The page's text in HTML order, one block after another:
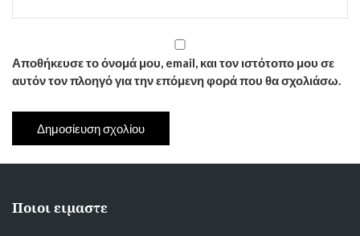
Αποθήκευσε το όνομά μου, email, και τον ιστότοπο μου σε
αυτόν τον πλοηγό για την επόμενη φορά που θα σχολιάσω.
Ποιοι ειμαστε